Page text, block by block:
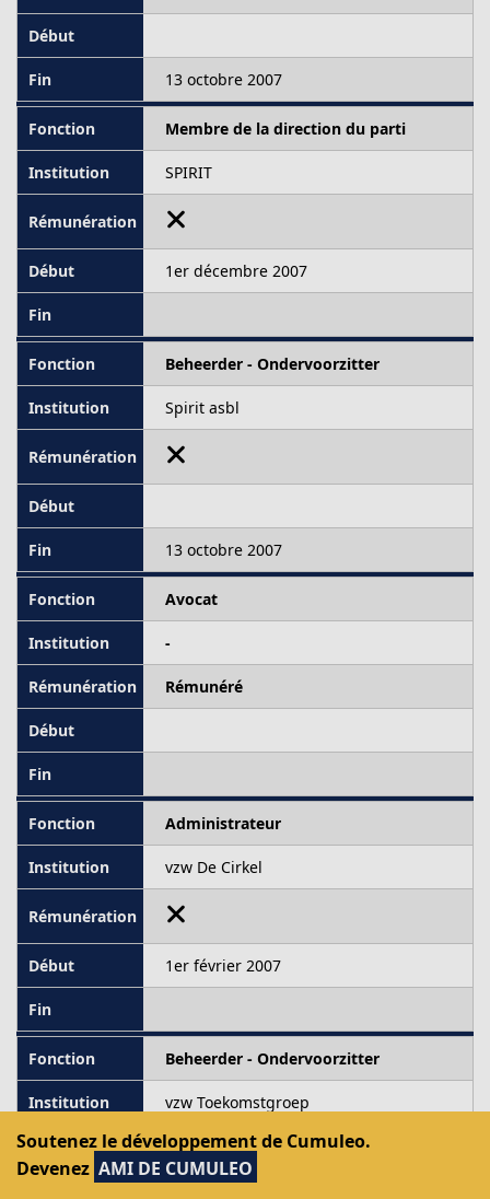
13 octobre 2007
Membre de la direction du parti
SPIRIT
1er décembre 2007
Beheerder - Ondervoorzitter
Spirit asbl
13 octobre 2007
Avocat
-
Rémunéré
Administrateur
vzw De Cirkel
1er février 2007
Beheerder - Ondervoorzitter
vzw Toekomstgroep
Soutenez le développement de Cumuleo.
Devenez AMI DE CUMULEO